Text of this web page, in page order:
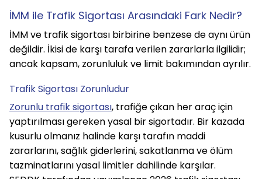
İMM ile Trafik Sigortası Arasındaki Fark Nedir?
İMM ve trafik sigortası birbirine benzese de aynı ürün
değildir. İkisi de karşı tarafa verilen zararlarla ilgilidir;
ancak kapsam, zorunluluk ve limit bakımından ayrılır.
Trafik Sigortası Zorunludur
Zorunlu trafik sigortası, trafiğe çıkan her araç için
yaptırılması gereken yasal bir sigortadır. Bir kazada
kusurlu olmanız halinde karşı tarafın maddi
zararlarını, sağlık giderlerini, sakatlanma ve ölüm
tazminatlarını yasal limitler dahilinde karşılar.